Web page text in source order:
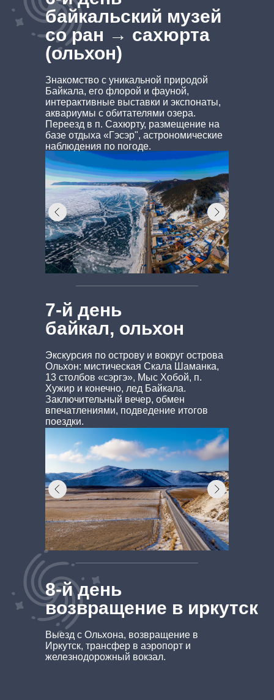
байкальский музей
со ран → сахюрта
(ольхон)
Знакомство с уникальной природой
Байкала, его флорой и фауной,
интерактивные выставки и экспонаты,
аквариумы с обитателями озера.
Переезд в п. Сахюрту, размещение на
базе отдыха «Гэсэр", астрономические
наблюдения по погоде.
7-й день
байкал, ольхон
Экскурсия по острову и вокруг острова
Ольхон: мистическая Скала Шаманка,
13 столбов «сэргэ», Мыс Хобой, п.
Хужир и конечно, лед Байкала.
Заключительный вечер, обмен
впечатлениями, подведение итогов
поездки.
8-й день
возвращение в иркутск
Выезд с Ольхона, возвращение в
Иркутск, трансфер в аэропорт и
железнодорожный вокзал.